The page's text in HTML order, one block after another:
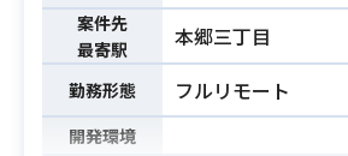
きる方
案件先
最寄駅
本郷三丁目
勤務形態 フルリモート
開発環境